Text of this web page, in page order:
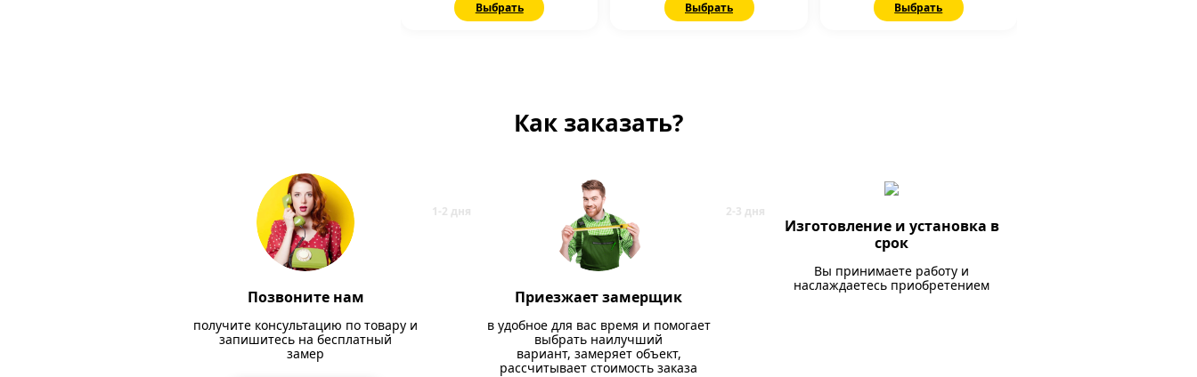
Выбрать Выбрать Выбрать
Как заказать?
Позвоните нам
получите консультацию по товару и
запишитесь на бесплатный
замер
Приезжает замерщик
в удобное для вас время и помогает
выбрать наилучший
вариант, замеряет объект,
рассчитывает стоимость заказа
Изготовление и установка в
срок
Вы принимаете работу и
наслаждаетесь приобретением